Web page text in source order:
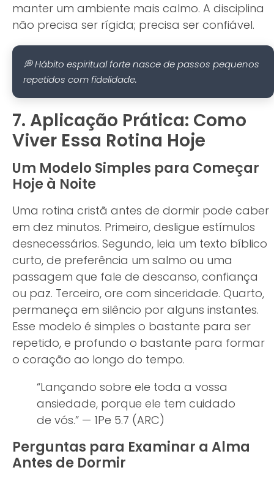
manter um ambiente mais calmo. A disciplina
não precisa ser rígida; precisa ser confiável.
💭 Hábito espiritual forte nasce de passos pequenos
repetidos com fidelidade.
7. Aplicação Prática: Como
Viver Essa Rotina Hoje
Um Modelo Simples para Começar
Hoje à Noite
Uma rotina cristã antes de dormir pode caber
em dez minutos. Primeiro, desligue estímulos
desnecessários. Segundo, leia um texto bíblico
curto, de preferência um salmo ou uma
passagem que fale de descanso, confiança
ou paz. Terceiro, ore com sinceridade. Quarto,
permaneça em silêncio por alguns instantes.
Esse modelo é simples o bastante para ser
repetido, e profundo o bastante para formar
o coração ao longo do tempo.
“Lançando sobre ele toda a vossa
ansiedade, porque ele tem cuidado
de vós.” — 1Pe 5.7 (ARC)
Perguntas para Examinar a Alma
Antes de Dormir